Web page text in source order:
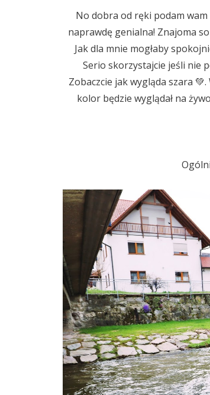
No dobra od ręki podam wam
naprawdę genialna! Znajoma
Jak dla mnie mogłaby
Serio skorzystajcie jeśli nie
Zobaczcie jak wygląda szara
kolor będzie wyglądał na